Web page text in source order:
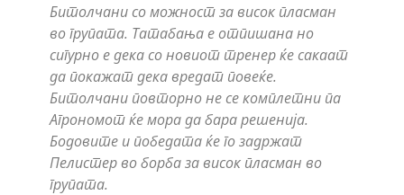
Битолчани со можност за висок пласман
во групата. Татабања е отпишана но
сигурно е дека со новиот тренер ќе сакаат
да покажат дека вредат повеќе.
Битолчани повторно не се комплетни па
Агрономот ќе мора да бара решенија.
Бодовите и победата ќе го задржат
Пелистер во борба за висок пласман во
групата.